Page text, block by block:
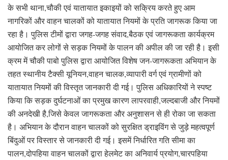
के सभी थाना,चौकी एवं यातायात इकाइयों को सक्रिय करते हुए आम
नागरिकों और वाहन चालकों को यातायात नियमों के प्रति जागरूक किया जा
रहा है। पुलिस टीमों द्वारा जगह-जगह संवाद,बैठक एवं जागरूकता कार्यक्रम
आयोजित कर लोगों से सड़क नियमों के पालन की अपील की जा रही है। इसी
क्रम में चौकी पाबो पुलिस द्वारा आयोजित विशेष जन-जागरूकता अभियान के
तहत स्थानीय टैक्सी यूनियन,वाहन चालक,व्यापारी वर्ग एवं ग्रामीणों को
यातायात नियमों की विस्तृत जानकारी दी गई। पुलिस अधिकारियों ने स्पष्ट
किया कि सड़क दुर्घटनाओं का प्रमुख कारण लापरवाही,जल्दबाजी और नियमों
की अनदेखी है,जिसे केवल जागरूकता और अनुशासन से ही रोका जा सकता
है। अभियान के दौरान वाहन चालकों को सुरक्षित ड्राइविंग से जुड़े महत्वपूर्ण
बिंदुओं पर विस्तार से जानकारी दी गई। इसमें निर्धारित गति सीमा का
पालन,दोपहिया वाहन चालकों द्वारा हेलमेट का अनिवार्य प्रयोग,चारपहिया